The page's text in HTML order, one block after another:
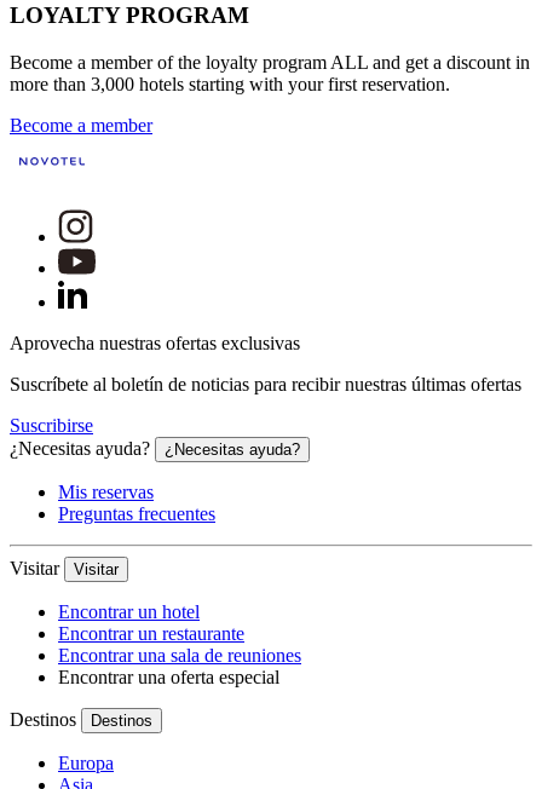
LOYALTY PROGRAM
Become a member of the loyalty program ALL and get a discount in
more than 3,000 hotels starting with your first reservation.
Become a member
Aprovecha nuestras ofertas exclusivas
Suscríbete al boletín de noticias para recibir nuestras últimas ofertas
Suscribirse
¿Necesitas ayuda?
¿Necesitas ayuda?
Mis reservas
Preguntas frecuentes
Visitar Visitar
Encontrar un hotel
Encontrar un restaurante
Encontrar una sala de reuniones
Encontrar una oferta especial
Destinos Destinos
Europa
Asia